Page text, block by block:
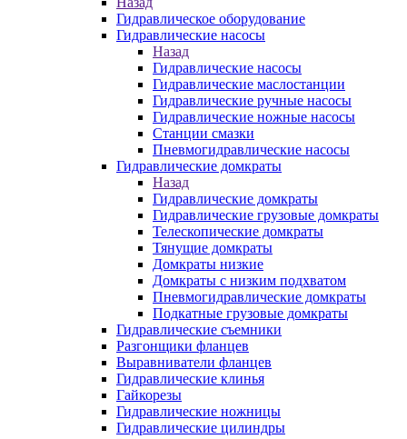
Гидравлическое оборудование
Гидравлические насосы
Назад
Гидравлические насосы
Гидравлические маслостанции
Гидравлические ручные насосы
Гидравлические ножные насосы
Станции смазки
Пневмогидравлические насосы
Гидравлические домкраты
Назад
Гидравлические домкраты
Гидравлические грузовые домкраты
Телескопические домкраты
Тянущие домкраты
Домкраты низкие
Домкраты с низким подхватом
Пневмогидравлические домкраты
Подкатные грузовые домкраты
Гидравлические съемники
Разгонщики фланцев
Выравниватели фланцев
Гидравлические клинья
Гайкорезы
Гидравлические ножницы
Гидравлические цилиндры